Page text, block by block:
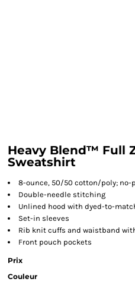
Heavy Blend™ Full
Sweatshirt
8-ounce, 50/50 cotton/poly; no-
Double-needle stitching
Unlined hood with dyed-to-
Set-in sleeves
Rib knit cuffs and waistband
Front pouch pockets
Prix
Couleur